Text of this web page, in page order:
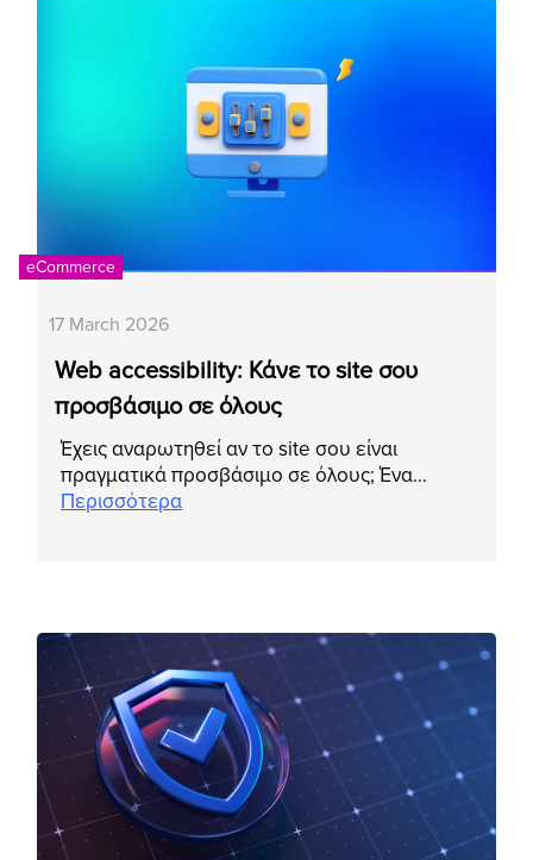
eCommerce
17 March 2026
Web accessibility: Κάνε το site σου
προσβάσιμο σε όλους
Έχεις αναρωτηθεί αν το site σου είναι
πραγματικά προσβάσιμο σε όλους; Ένα…
Περισσότερα